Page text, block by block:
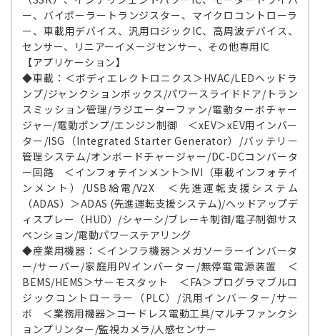
ー、バイポーラートランジスター、マイクロコントローラ
ー、車載用デバイス、汎用ロジックIC、高周波デバイス、
センサー、リニアーイメージセンサー、その他専用IC
【アプリケーション】
◆車載：＜ボディエレクトロニクス＞HVAC/LEDヘッドラ
ンプ/ジャンクションボックス/パワースライドドア/トラン
スミッション管理/ラジエーターファン/電動ターボチャー
ジャー/電動ポンプ/エンジン制御 ＜xEV＞xEV用インバー
ター/ISG（Integrated Starter Generator）/バッテリー
管理システム/オンボードチャージャー/DC-DCコンバータ
ー回路 ＜インフォテインメント＞IVI（車載インフォテイ
ンメント）/USB給電/V2X ＜先進運転支援システム
（ADAS）＞ADAS (先進運転支援システム)/ヘッドアップデ
ィスプレー（HUD）/シャーシ/ブレーキ制御/電子制御サス
ペンション/電動パワーステアリング
◆産業用機器：＜インフラ機器＞メガソーラーインバータ
ー/サーバー/家庭用PVインバーター/無停電電源装置 ＜
BEMS/HEMS＞サーモスタット ＜FA＞プログラマブルロ
ジックコントローラー（PLC）/汎用インバーター/サー
ボ ＜業務用機器＞コードレス電動工具/マルチファンクシ
ョンプリンター/監視カメラ/人感センサー